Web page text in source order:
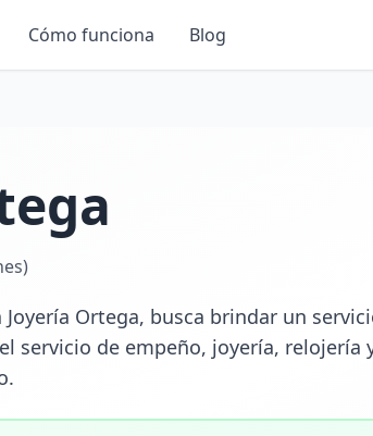
Cómo funciona Blog
Joyería Ortega, busca brindar un
servicio de empeño, joyería,